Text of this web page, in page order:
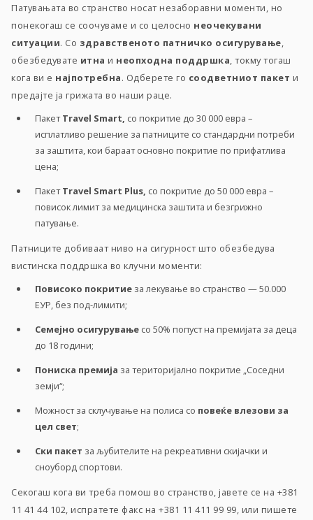
Патувањата во странство носат незаборавни моменти, но
понекогаш се соочуваме и со целосно неочекувани
ситуации. Со здравственото патничко осигурување,
обезбедувате итна и неопходна поддршка, токму тогаш
кога ви е најпотребна. Одберете го соодветниот пакет и
предајте ја грижата во наши раце.
ПакетTravel Smart, со покритие до 30 000 евра –
исплатливо решение за патниците со стандардни потреби
за заштита, кои бараат основно покритие по прифатлива
цена;
ПакетTravel Smart Plus, со покритие до 50 000 евра –
повисок лимит за медицинска заштита и безгрижно
патување.
Патниците добиваат ниво на сигурност што обезбедува
вистинска поддршка во клучни моменти:
Повисоко покритие за лекување во странство —50.000
ЕУР, без под-лимити;
Семејно осигурување со 50% попуст на премијата за деца
до 18 години;
Пониска премија за територијално покритие „Соседни
земји“;
Можност за склучување на полиса со повеќе влезови за
цел свет;
Ски пакет за љубителите на рекреативни скијачки и
сноуборд спортови.
Секогаш кога ви треба помош во странство, јавете се на +381
11 41 44 102, испратете факс на +381 11 411 99 99, или пишете